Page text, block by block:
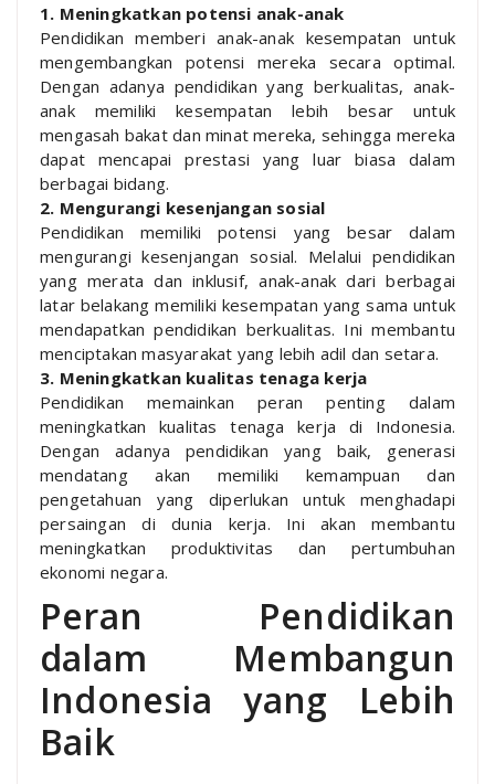
1. Meningkatkan potensi anak-anak
Pendidikan memberi anak-anak kesempatan untuk
mengembangkan potensi mereka secara optimal.
Dengan adanya pendidikan yang berkualitas, anak-
anak memiliki kesempatan lebih besar untuk
mengasah bakat dan minat mereka, sehingga mereka
dapat mencapai prestasi yang luar biasa dalam
berbagai bidang.
2. Mengurangi kesenjangan sosial
Pendidikan memiliki potensi yang besar dalam
mengurangi kesenjangan sosial. Melalui pendidikan
yang merata dan inklusif, anak-anak dari berbagai
latar belakang memiliki kesempatan yang sama untuk
mendapatkan pendidikan berkualitas. Ini membantu
menciptakan masyarakat yang lebih adil dan setara.
3. Meningkatkan kualitas tenaga kerja
Pendidikan memainkan peran penting dalam
meningkatkan kualitas tenaga kerja di Indonesia.
Dengan adanya pendidikan yang baik, generasi
mendatang akan memiliki kemampuan dan
pengetahuan yang diperlukan untuk menghadapi
persaingan di dunia kerja. Ini akan membantu
meningkatkan produktivitas dan pertumbuhan
ekonomi negara.
Peran Pendidikan
dalam Membangun
Indonesia yang Lebih
Baik